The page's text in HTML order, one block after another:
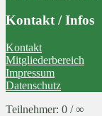
Kontakt / Infos
Kontakt
Mitgliederbereich
Impressum
Datenschutz
Teilnehmer: 0 / ∞